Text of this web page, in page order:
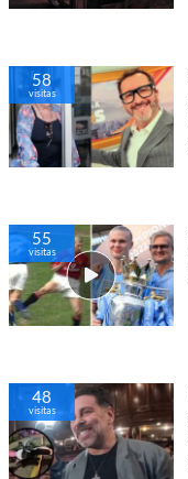
58
visitas
55
visitas
48
visitas